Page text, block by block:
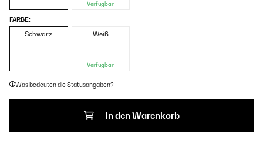
Verfügbar
FARBE:
Schwarz Weiß
Verfügbar
Was bedeuten die Statusangaben?
In den Warenkorb